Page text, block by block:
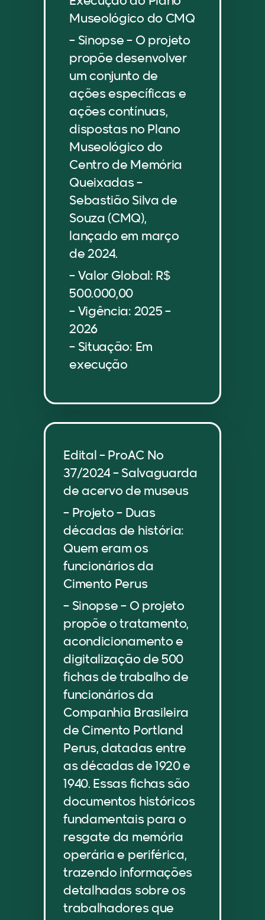
Museológico do CMQ
– Sinopse – O projeto
propõe desenvolver
um conjunto de
ações específicas e
ações contínuas,
dispostas no Plano
Museológico do
Centro de Memória
Queixadas –
Sebastião Silva de
Souza (CMQ),
lançado em março
de 2024.
– Valor Global: R$
500.000,00
– Vigência: 2025 –
2026
– Situação: Em
execução
Edital – ProAC No
37/2024 – Salvaguarda
de acervo de museus
– Projeto – Duas
décadas de história:
Quem eram os
funcionários da
Cimento Perus
– Sinopse – O projeto
propõe o tratamento,
acondicionamento e
digitalização de 500
fichas de trabalho de
funcionários da
Companhia Brasileira
de Cimento Portland
Perus, datadas entre
as décadas de 1920 e
1940. Essas fichas são
documentos históricos
fundamentais para o
resgate da memória
operária e periférica,
trazendo informações
detalhadas sobre os
trabalhadores que